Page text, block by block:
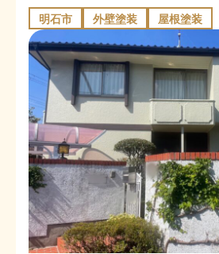
明石市 外壁塗装 屋根塗装